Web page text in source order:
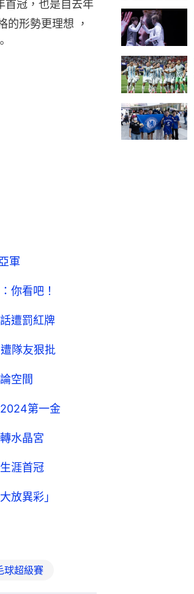
首冠，也是自去年
的形勢更理想 ，
軍
你看吧！
遭罰紅牌
隊友狠批
空間
第一金
水晶宮
涯首冠
放異彩」
球超級賽